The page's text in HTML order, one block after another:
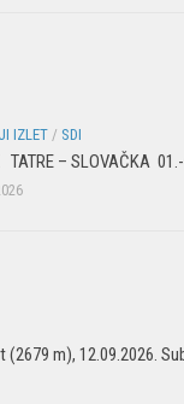
IZLET / SDI
TATRE – SLOVAČKA
(2679 m), 12.09.2026.